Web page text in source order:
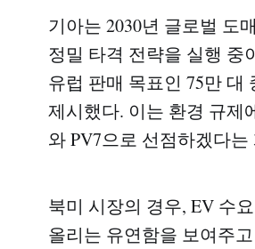
기아는 2030년 글로벌 도
정밀 타격 전략을 실행 중
유럽 판매 목표인 75만 대
제시했다. 이는 환경 규제
와 PV7으로 선점하겠다는
북미 시장의 경우, EV 수
올리는 유연함을 보여주